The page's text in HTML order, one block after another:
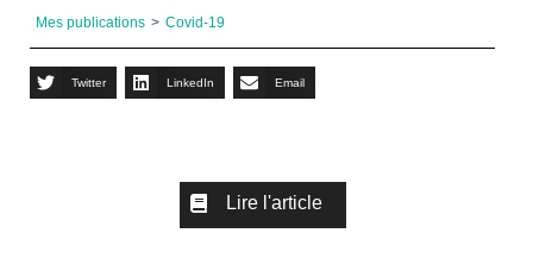
Mes publications > Covid-19
Twitter LinkedIn Email
Lire l'article